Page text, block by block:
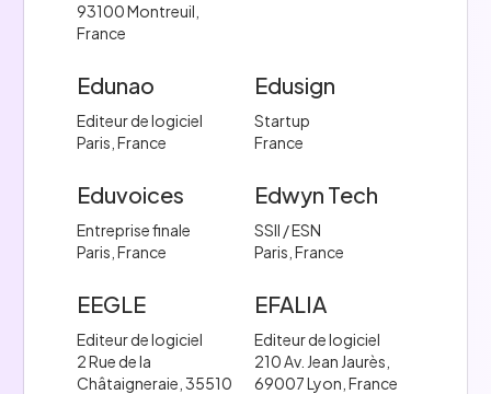
93100 Montreuil,
France
Edunao
Editeur de logiciel
Paris, France
Edusign
Startup
France
Eduvoices
Entreprise finale
Paris, France
Edwyn Tech
SSII / ESN
Paris, France
EEGLE
Editeur de logiciel
2 Rue de la
Châtaigneraie, 35510
EFALIA
Editeur de logiciel
210 Av. Jean Jaurès,
69007 Lyon, France